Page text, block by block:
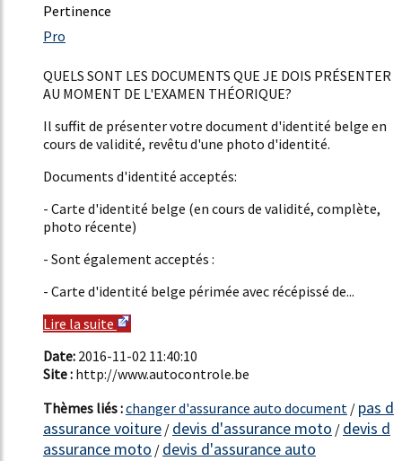
Pertinence
25%
Pro
QUELS SONT LES DOCUMENTS QUE JE DOIS PRÉSENTER
AU MOMENT DE L'EXAMEN THÉORIQUE?
Il suffit de présenter votre document d'identité belge en
cours de validité, revêtu d'une photo d'identité.
Documents d'identité acceptés:
- Carte d'identité belge (en cours de validité, complète,
photo récente)
- Sont également acceptés :
- Carte d'identité belge périmée avec récépissé de...
Lire la suite
Date: 2016-11-02 11:40:10
Site : http://www.autocontrole.be
Thèmes liés :changer d'assurance auto document / pas d
assurance voiture / devis d'assurance moto / devis d
assurance moto / devis d'assurance auto